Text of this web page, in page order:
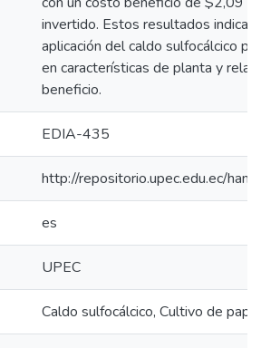
invertido. Estos resultados
aplicación del caldo sulfocálcico
en características de planta y
beneficio.
EDIA-435
http://repositorio.upec.edu.ec/
es
UPEC
Caldo sulfocálcico, Cultivo de